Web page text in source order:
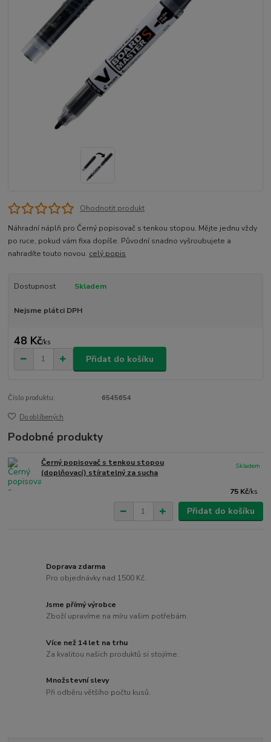
Ohodnotit produkt
Náhradní náplň pro Černý popisovač s tenkou stopou. Mějte jednu vždy
po ruce, pokud vám fixa dopíše. Původní snadno vyšroubujete a
nahradíte touto novou. celý popis
Dostupnost Skladem
Nejsme plátci DPH
48 Kč/ks
Přidat do košíku
Číslo produktu: 6545654
Do oblíbených
Podobné produkty
Černý popisovač s tenkou stopou
(doplňovací) stíratelný za sucha
75 Kč/ks
Skladem
Přidat do košíku
Doprava zdarma
Pro objednávky nad 1500 Kč.
Jsme přímý výrobce
Zboží upravíme na míru vašim potřebám.
Více než 14 let na trhu
Za kvalitou našich produktů si stojíme.
Množstevní slevy
Při odběru většího počtu kusů.